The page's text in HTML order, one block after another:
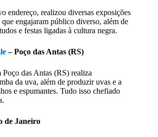
endereço, realizou diversas exposições
engajaram público diverso, além de
e festas ligadas à cultura negra.
– Poço das Antas (RS)
das Antas (RS) realiza
da uva, além de produzir uvas e a
e espumantes. Tudo isso chefiado
de Janeiro